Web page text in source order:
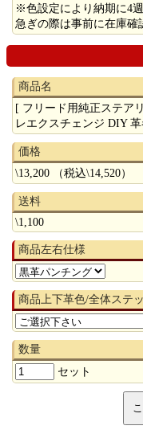
※色設定により納期に4
急ぎの際は事前に在庫確
商品名
[ フリード用純正ステア
レエクスチェンジ DIY
価格
\13,200 （税込\14,520）
送料
\1,100
商品左右仕様
商品上下革色/全体ステ
数量
セット